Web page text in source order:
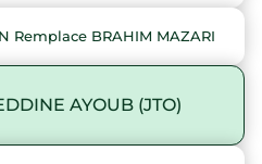
Remplace BRAHIM MAZARI
AYOUB (JTO)